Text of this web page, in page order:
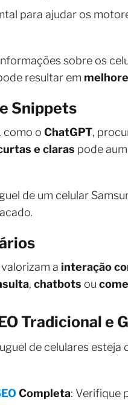
para ajudar os
sobre os
resultar em
Snippets
como o ChatGPT,
e claras pode
de um celular
a interação
, chatbots ou
Tradicional e
de celulares
Completa: Verifique